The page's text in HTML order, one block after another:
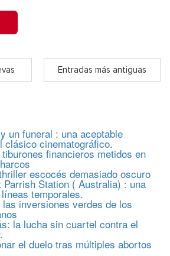
Entradas más antiguas
un funeral : una aceptable
clásico cinematográfico.
financieros metidos en
escocés demasiado oscuro
Parrish Station ( Australia) : una
temporales.
inversiones verdes de los
la lucha sin cuartel contra el
el duelo tras múltiples abortos